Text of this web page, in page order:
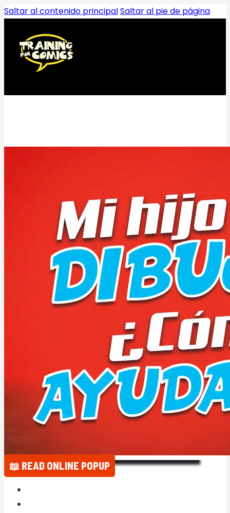
Saltar al contenido principalSaltar al pie de página
📖 READ ONLINE POPUP